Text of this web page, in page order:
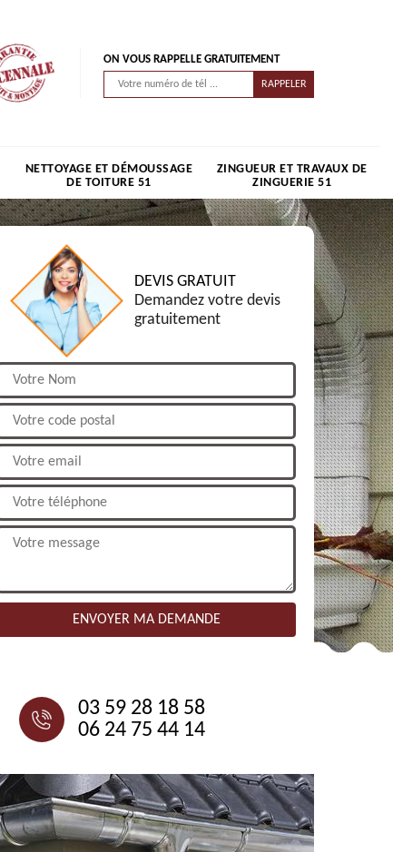
ON VOUS RAPPELLE GRATUITEMENT
NETTOYAGE ET DÉMOUSSAGE
DE TOITURE 51
ZINGUEUR ET TRAVAUX DE
ZINGUERIE 51
DEVIS GRATUIT
Demandez votre devis
gratuitement
03 59 28 18 58
06 24 75 44 14